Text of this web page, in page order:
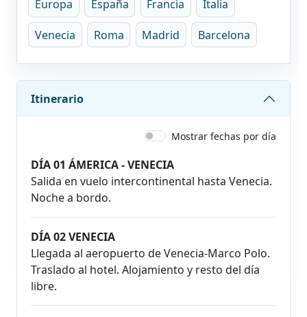
Europa
España Francia Italia
Venecia Roma Madrid Barcelona
Itinerario
Mostrar fechas por día
DÍA 01 ÁMERICA - VENECIA
Salida en vuelo intercontinental hasta Venecia.
Noche a bordo.
DÍA 02 VENECIA
Llegada al aeropuerto de Venecia-Marco Polo.
Traslado al hotel. Alojamiento y resto del día
libre.